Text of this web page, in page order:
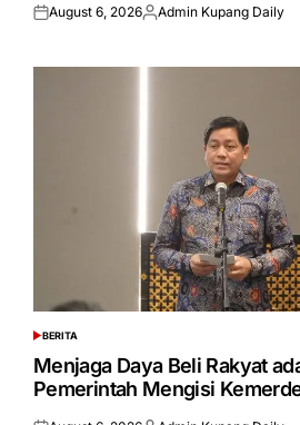
Posted
August 6, 2026Posted
Admin Kupang Daily
POSTED
IN
BERITA
Menjaga Daya Beli Rakyat
Pemerintah Mengisi